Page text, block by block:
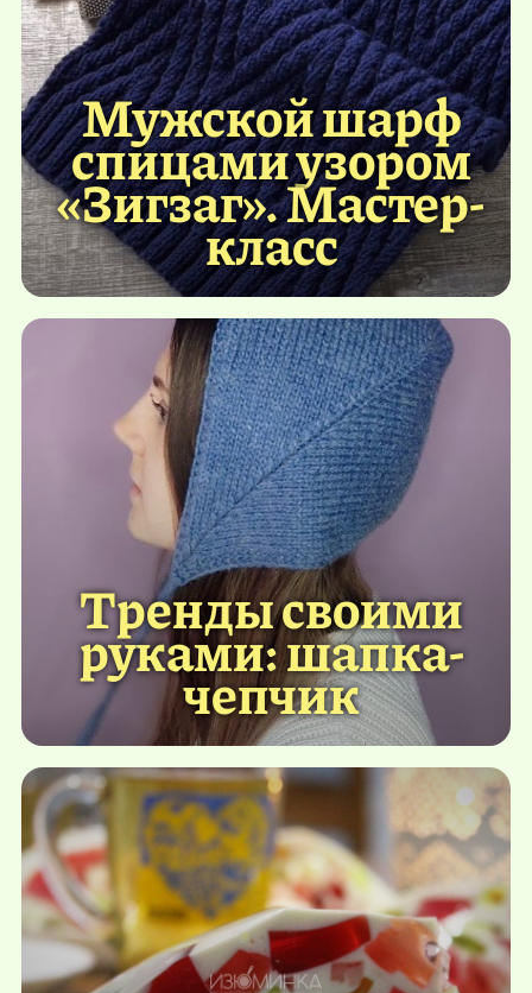
Мужской шарф
спицами узором
«Зигзаг». Мастер-
класс
Тренды своими
руками: шапка-
чепчик